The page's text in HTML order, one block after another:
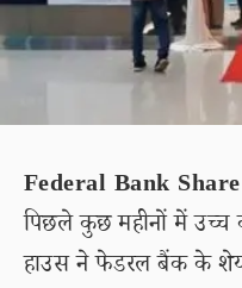
Federal Bank
पिछले कुछ महीनों में उच्च
हाउस ने फेडरल बैंक के